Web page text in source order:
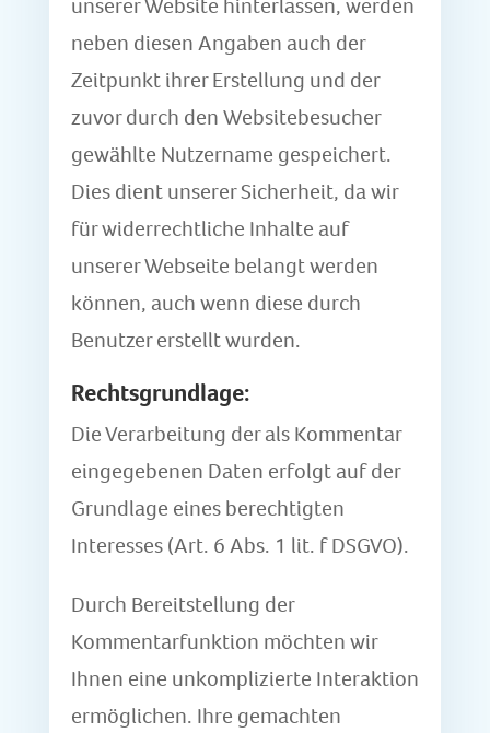
unserer Website hinterlassen, werden
neben diesen Angaben auch der
Zeitpunkt ihrer Erstellung und der
zuvor durch den Websitebesucher
gewählte Nutzername gespeichert.
Dies dient unserer Sicherheit, da wir
für widerrechtliche Inhalte auf
unserer Webseite belangt werden
können, auch wenn diese durch
Benutzer erstellt wurden.
Rechtsgrundlage:
Die Verarbeitung der als Kommentar
eingegebenen Daten erfolgt auf der
Grundlage eines berechtigten
Interesses (Art. 6 Abs. 1 lit. f DSGVO).
Durch Bereitstellung der
Kommentarfunktion möchten wir
Ihnen eine unkomplizierte Interaktion
ermöglichen. Ihre gemachten